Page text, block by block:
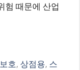
험 때문에 산업
보호, 상점용, 스